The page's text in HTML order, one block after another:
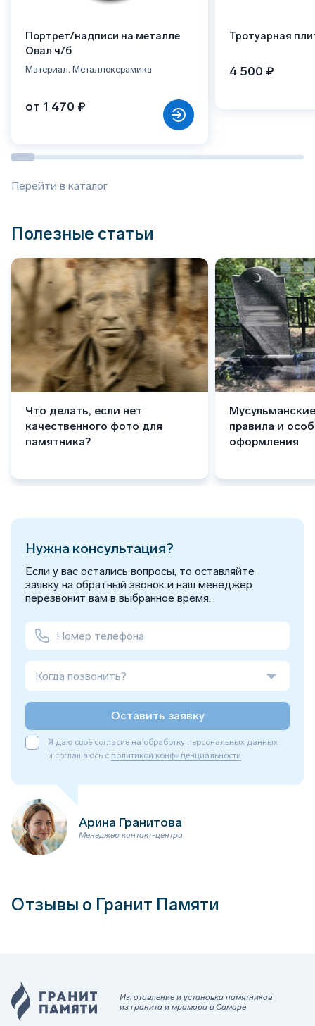
Портрет/надписи на металле
Овал ч/б
Материал: Металлокерамика
от 1 470 ₽
Тротуарная
4 500 ₽
Перейти в каталог
Полезные статьи
Что делать, если нет
качественного фото для
памятника?
правила и
оформления
Нужна консультация?
Если у вас остались вопросы, то оставляйте
заявку на обратный звонок и наш менеджер
перезвонит вам в выбранное время.
Когда позвонить?
Оставить заявку
Я даю своё согласие на обработку персональных данных
и соглашаюсь с политикой конфиденциальности
Арина Гранитова
Менеджер контакт-центра
Отзывы о Гранит Памяти
Изготовление и установка памятников
из гранита и мрамора в Самаре